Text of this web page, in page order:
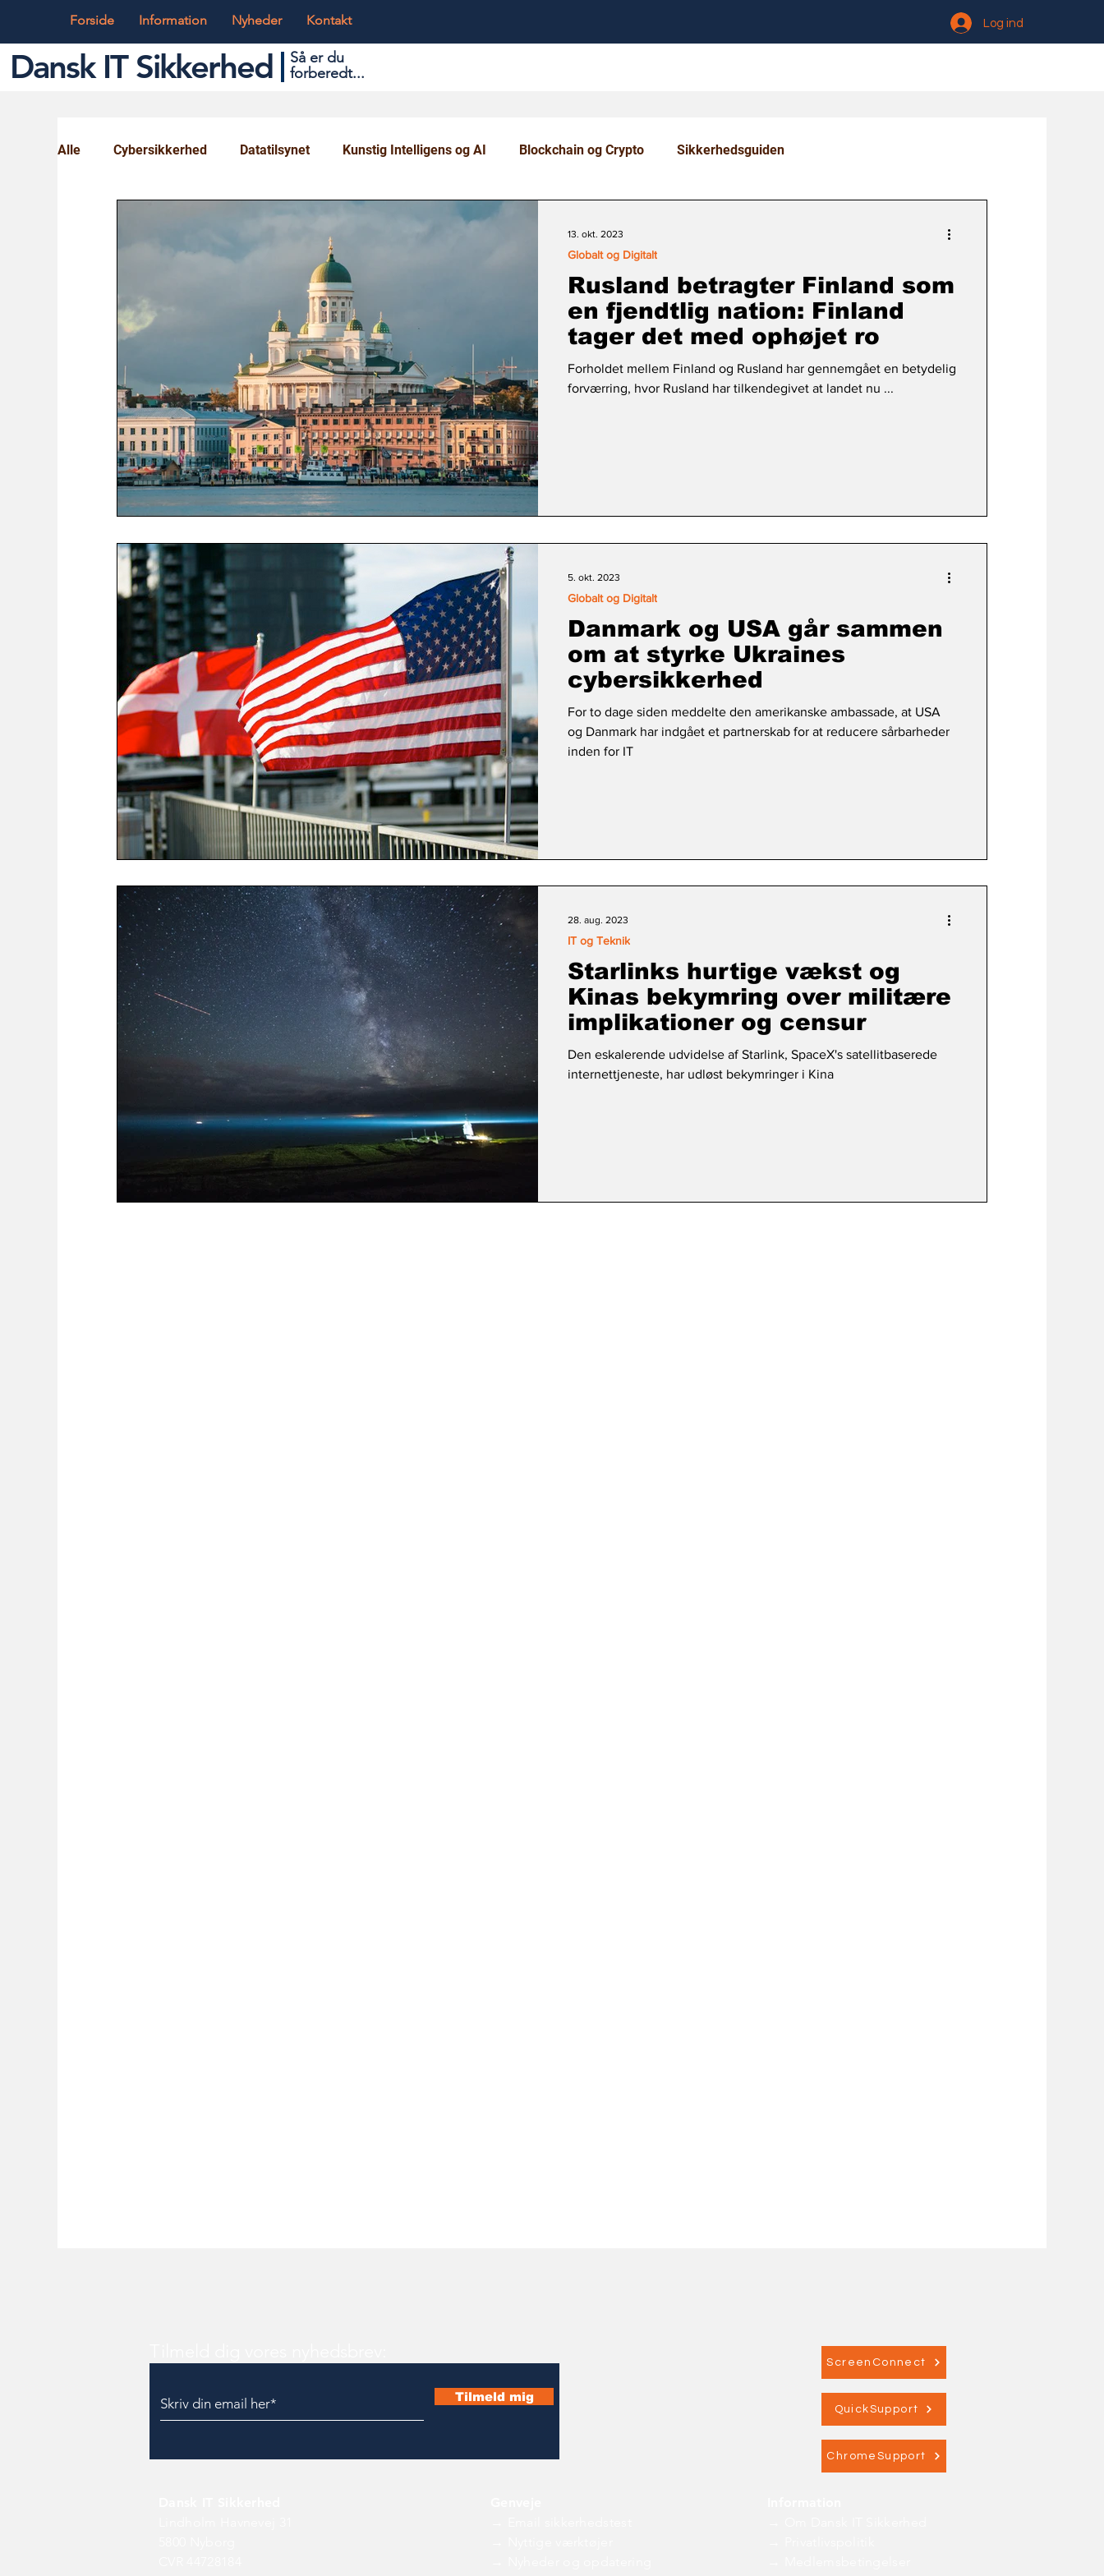
Forside Information Nyheder Kontakt Log ind
Dansk IT Sikkerhed
Så er du
forberedt...
Alle Cybersikkerhed Datatilsynet Kunstig Intelligens og AI Blockchain og Crypto Sikkerhedsguiden
IT og Teknik Ungdom og Uddannelse
Rusland betragter Finland som
en fjendtlig nation: Finland
tager det med ophøjet ro
Forholdet mellem Finland og Rusland har gennemgået en betydelig
forværring, hvor Rusland har tilkendegivet at landet nu ...
Globalt og Digitalt
13. okt. 2023
Danmark og USA går sammen
om at styrke Ukraines
cybersikkerhed
For to dage siden meddelte den amerikanske ambassade, at USA
og Danmark har indgået et partnerskab for at reducere sårbarheder
inden for IT
Globalt og Digitalt
5. okt. 2023
Starlinks hurtige vækst og
Kinas bekymring over militære
implikationer og censur
Den eskalerende udvidelse af Starlink, SpaceX's satellitbaserede
internettjeneste, har udløst bekymringer i Kina
IT og Teknik
28. aug. 2023
Tilmeld mig
ScreenConnect
QuickSupport
ChromeSupport